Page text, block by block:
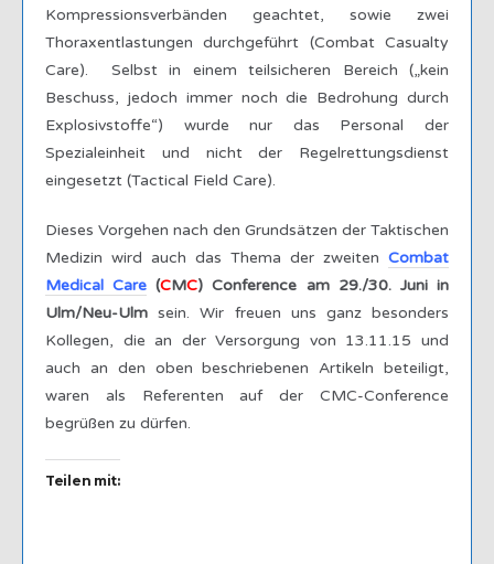
Kompressionsverbänden geachtet, sowie zwei
Thoraxentlastungen durchgeführt (Combat Casualty
Care). Selbst in einem teilsicheren Bereich („kein
Beschuss, jedoch immer noch die Bedrohung durch
Explosivstoffe“) wurde nur das Personal der
Spezialeinheit und nicht der Regelrettungsdienst
eingesetzt (Tactical Field Care).
Dieses Vorgehen nach den Grundsätzen der Taktischen
Medizin wird auch das Thema der zweiten Combat
Medical Care (CMC) Conference am 29./30. Juni in
Ulm/Neu-Ulm sein. Wir freuen uns ganz besonders
Kollegen, die an der Versorgung von 13.11.15 und
auch an den oben beschriebenen Artikeln beteiligt,
waren als Referenten auf der CMC-Conference
begrüßen zu dürfen.
Teilen mit: